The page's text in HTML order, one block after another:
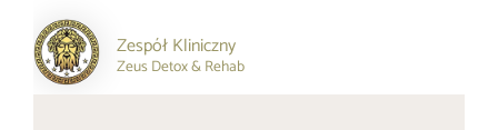
Zespół Kliniczny
Zeus Detox & Rehab